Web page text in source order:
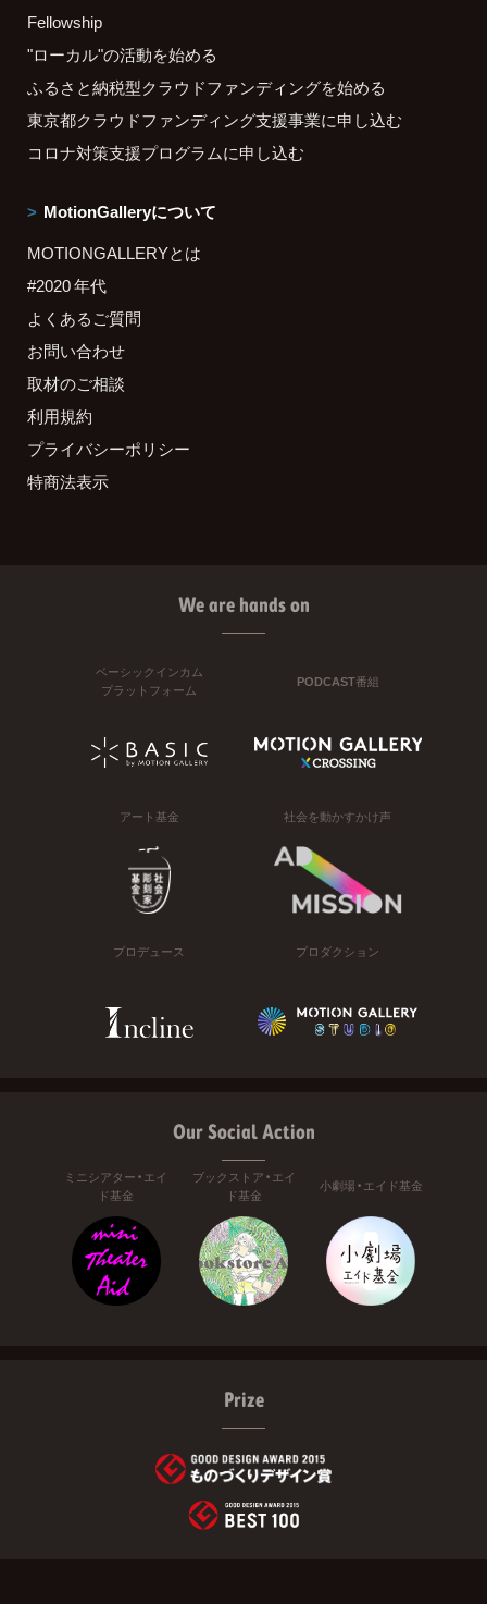
Fellowship
"ローカル"の活動を始める
ふるさと納税型クラウドファンディングを始める
東京都クラウドファンディング支援事業に申し込む
コロナ対策支援プログラムに申し込む
MotionGalleryについて
MOTIONGALLERYとは
#2020 年代
よくあるご質問
お問い合わせ
取材のご相談
利用規約
プライバシーポリシー
特商法表示
We are hands on
ベーシックインカム
プラットフォーム
PODCAST番組
アート基金 社会を動かすかけ声
プロデュース プロダクション
Our Social Action
ミニシアター・エイ
ド基金
ブックストア・エイ
ド基金
小劇場・エイド基金
Prize